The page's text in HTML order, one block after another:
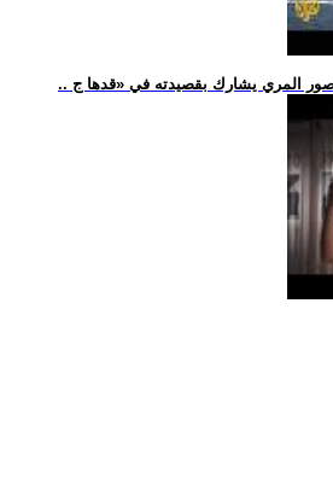
المري يشارك بقصيدته في «قدها ج